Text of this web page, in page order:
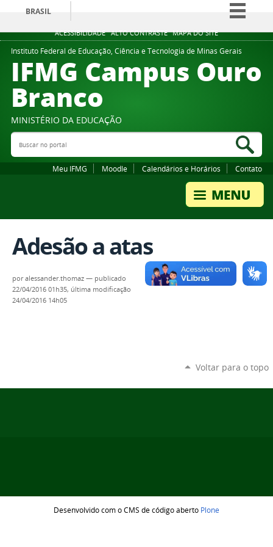
ACESSIBILIDADE ALTO CONTRASTE MAPA DO SITE
BRASIL
Simplifique!
Comunica BR
Participe
Instituto Federal de Educação, Ciência e Tecnologia de Minas Gerais
IFMG Campus Ouro
Branco
MINISTÉRIO DA EDUCAÇÃO
Buscar no portal
Meu IFMG Moodle Calendários e Horários Contato
Adesão a atas
poralessander.thomaz — publicado
22/04/2016 01h35, última modificação
24/04/2016 14h05
Voltar para o topo
Desenvolvido com o CMS de código aberto Plone